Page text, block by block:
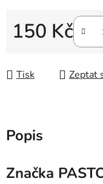
150 Kč
Tisk Zeptat
Popis
Značka